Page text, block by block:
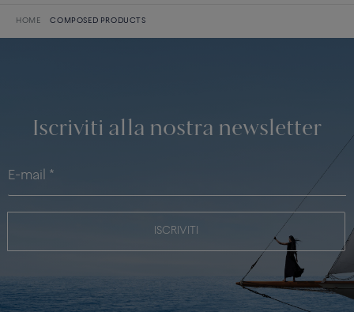
HOME COMPOSED PRODUCTS
Iscriviti alla nostra newsletter
ISCRIVITI